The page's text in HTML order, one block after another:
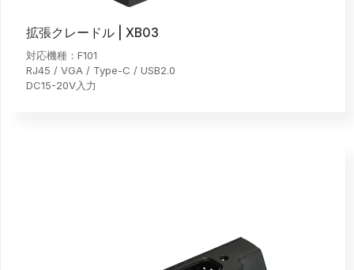
拡張クレードル | XB03
対応機種：F101
RJ45 / VGA / Type-C / USB2.0
DC15-20V入力